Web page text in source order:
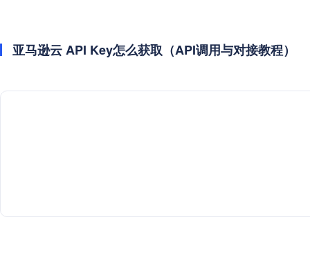
亚马逊云 API Key怎么获取（API调用与对接教程）